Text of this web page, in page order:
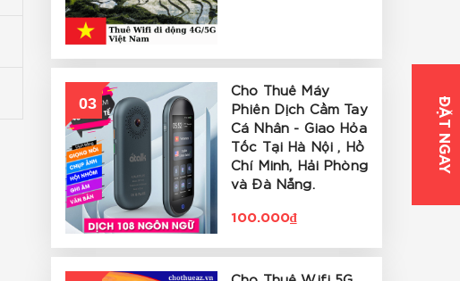
03
Cho Thuê Máy
Phiên Dịch Cầm Tay
Cá Nhân - Giao Hỏa
Tốc Tại Hà Nội , Hồ
Chí Minh, Hải Phòng
và Đà Nẵng.
100.000₫
ĐẶT NGAY